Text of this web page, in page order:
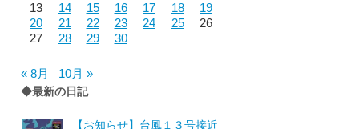
13
14 15 16 17 18
19
20
21 22 23 24 25
26
27
28 29 30
« 8月 10月 »
◆最新の日記
【お知らせ】台風１３号接近